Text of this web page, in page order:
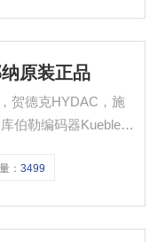
原装正品
贺德克HYDAC，施
伯勒编码器Kuebler,
：3499